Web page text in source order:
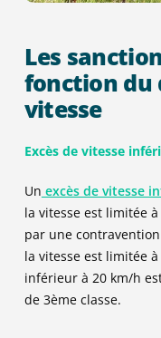
Les
fonction du
vitesse
Excès de vitesse
Un excès de vitesse
la vitesse est limitée
par une
la vitesse est limitée
inférieur à 20 km/h
de 3ème classe.